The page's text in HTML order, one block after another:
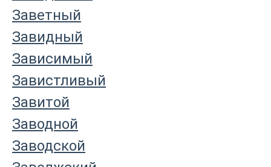
Заветный
Завидный
Зависимый
Завистливый
Завитой
Заводной
Заводской